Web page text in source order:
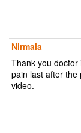
Nirmala
Thank you
pain last after the
video.